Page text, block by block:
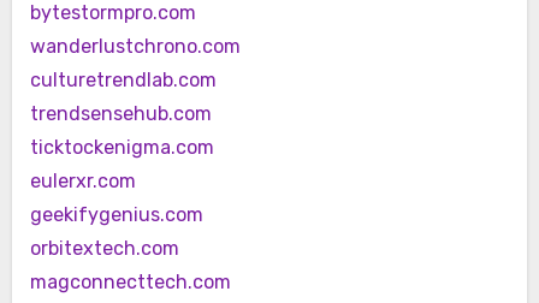
bytestormpro.com
wanderlustchrono.com
culturetrendlab.com
trendsensehub.com
ticktockenigma.com
eulerxr.com
geekifygenius.com
orbitextech.com
magconnecttech.com